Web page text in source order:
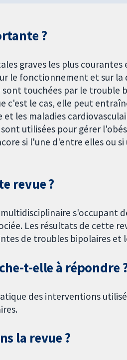
?
graves les plus courantes
le fonctionnement et sur la
touchées par le trouble
c'est le cas, elle peut
les maladies
utilisées pour gérer
si l'une d'entre elles ou
revue ?
s'occupant
Les résultats de cette
de troubles bipolaires et
t-elle à répondre
des interventions
la revue ?